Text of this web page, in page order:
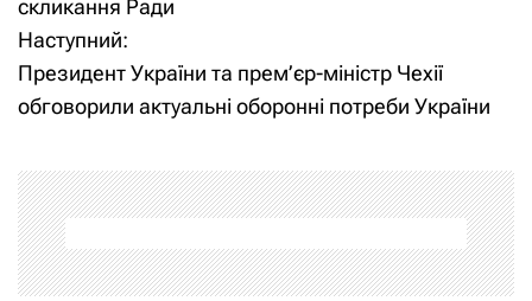
в
і
г
а
ц
і
скликання Ради
Наступний:
Президент України та прем’єр-міністр Чехії
обговорили актуальні оборонні потреби України